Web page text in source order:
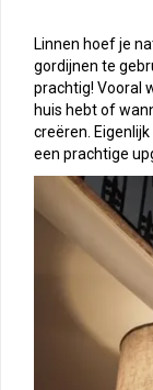
Linnen hoef je
gordijnen te
prachtig! Vooral
huis hebt of
creëren.
een prachtige